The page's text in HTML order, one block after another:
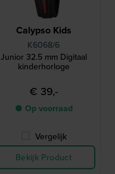
Calypso Kids
K6068/6
Junior 32.5 mm Digitaal
kinderhorloge
€ 39,-
● Op voorraad
Vergelijk
Bekijk Product